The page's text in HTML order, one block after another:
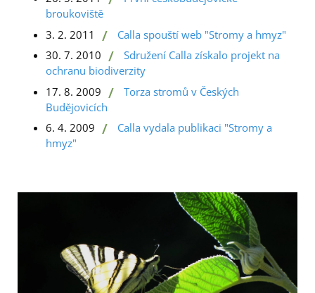
broukoviště
3. 2. 2011
/
Calla spouští web "Stromy a hmyz"
30. 7. 2010 /
Sdružení Calla získalo projekt na
ochranu biodiverzity
17. 8. 2009 /
Torza stromů v Českých
Budějovicích
6. 4. 2009 /
Calla vydala publikaci "Stromy a
hmyz"